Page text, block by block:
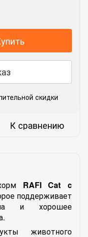
скидки
К сравнению
RAFI Cat с
поддерживает
и хорошее
животного